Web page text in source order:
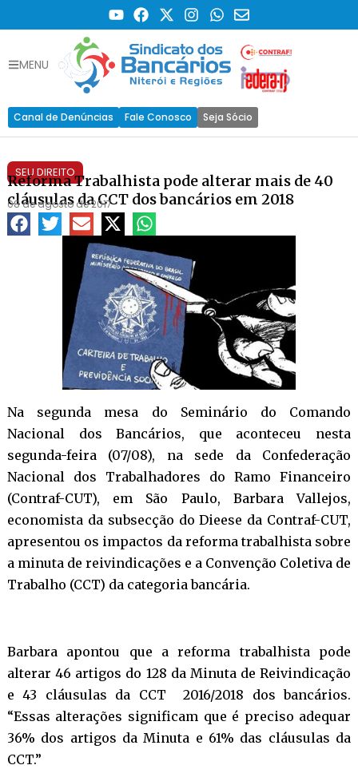
MENU
Canal de Denúncias Fale Conosco Seja Sócio
SEU DIREITO
Reforma Trabalhista pode alterar mais de 40
cláusulas da CCT dos bancários em 2018
08 de agosto de 2017
Na segunda mesa do Seminário do Comando
Nacional dos Bancários, que aconteceu nesta
segunda-feira (07/08), na sede da Confederação
Nacional dos Trabalhadores do Ramo Financeiro
(Contraf-CUT), em São Paulo, Barbara Vallejos,
economista da subsecção do Dieese da Contraf-CUT,
apresentou os impactos da reforma trabalhista sobre
a minuta de reivindicações e a Convenção Coletiva de
Trabalho (CCT) da categoria bancária.
Barbara apontou que a reforma trabalhista pode
alterar 46 artigos do 128 da Minuta de Reivindicação
e 43 cláusulas da CCT 2016/2018 dos bancários.
“Essas alterações significam que é preciso adequar
36% dos artigos da Minuta e 61% das cláusulas da
CCT.”